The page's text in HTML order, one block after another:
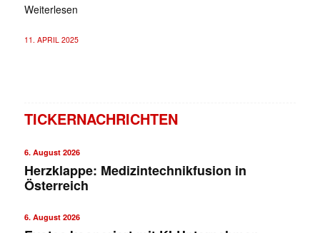
Weiterlesen
11. APRIL 2025
TICKERNACHRICHTEN
6. August 2026
Herzklappe: Medizintechnikfusion in
Österreich
6. August 2026